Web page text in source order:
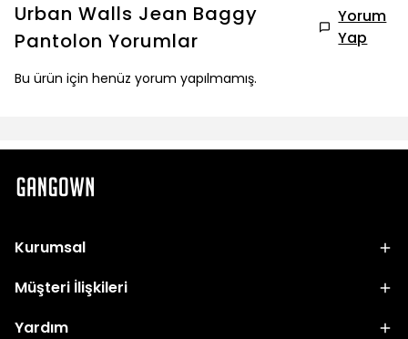
Urban Walls Jean Baggy
Pantolon Yorumlar
Yorum
Yap
Bu ürün için henüz yorum yapılmamış.
Kurumsal
Müşteri İlişkileri
Yardım